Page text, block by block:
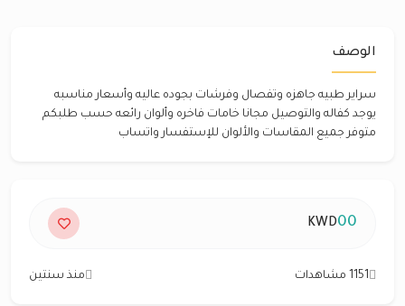
الوصف
سراير طبيه جاهزه وتفصال وفرشات بجوده عاليه وأسعار مناسبه
يوجد كفاله والتوصيل مجانا خامات فاخره وألوان رائعه حسب طلبكم
متوفر جميع المقاسات والألوان للإستفسار واتساب
00
KWD
1151 مشاهدات منذ سنتين